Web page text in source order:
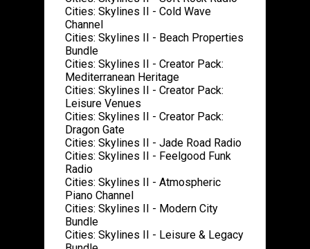
Cities: Skylines II - Cold Wave
Channel
Cities: Skylines II - Beach Properties
Bundle
Cities: Skylines II - Creator Pack:
Mediterranean Heritage
Cities: Skylines II - Creator Pack:
Leisure Venues
Cities: Skylines II - Creator Pack:
Dragon Gate
Cities: Skylines II - Jade Road Radio
Cities: Skylines II - Feelgood Funk
Radio
Cities: Skylines II - Atmospheric
Piano Channel
Cities: Skylines II - Modern City
Bundle
Cities: Skylines II - Leisure & Legacy